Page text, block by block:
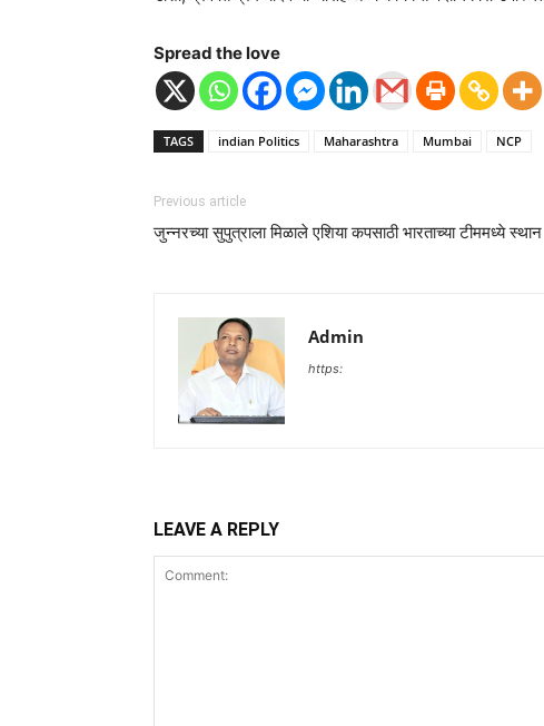
Spread the love
TAGS indian Politics Maharashtra Mumbai NCP
Previous article
जुन्नरच्या सुपुत्राला मिळाले एशिया कपसाठी भारताच्या टीममध्ये स्थान
Admin
https:
LEAVE A REPLY